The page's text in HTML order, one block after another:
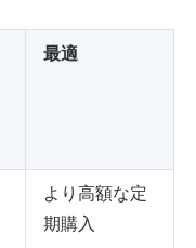
最適
より高額な定
期購入